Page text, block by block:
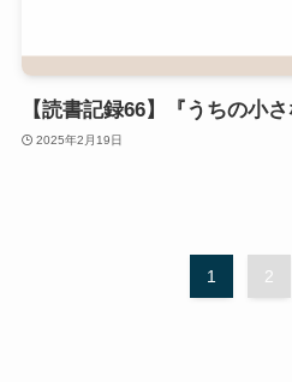
【読書記録66】『うちの小
2025年2月19日
1 2